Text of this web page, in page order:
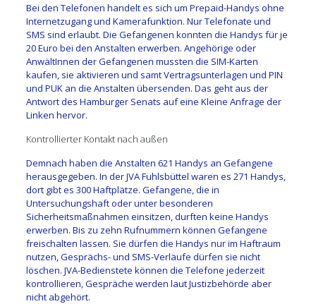
Bei den Telefonen handelt es sich um Prepaid-Handys ohne
Internetzugang und Kamerafunktion. Nur Telefonate und
SMS sind erlaubt. Die Gefangenen konnten die Handys für je
20 Euro bei den Anstalten erwerben. Angehörige oder
AnwältInnen der Gefangenen mussten die SIM-Karten
kaufen, sie aktivieren und samt Vertragsunterlagen und PIN
und PUK an die Anstalten übersenden. Das geht aus der
Antwort des Hamburger Senats auf eine Kleine Anfrage der
Linken hervor.
Kontrollierter Kontakt nach außen
Demnach haben die Anstalten 621 Handys an Gefangene
herausgegeben. In der JVA Fuhlsbüttel waren es 271 Handys,
dort gibt es 300 Haftplätze. Gefangene, die in
Untersuchungshaft oder unter besonderen
Sicherheitsmaßnahmen einsitzen, durften keine Handys
erwerben. Bis zu zehn Rufnummern können Gefangene
freischalten lassen. Sie dürfen die Handys nur im Haftraum
nutzen, Gesprächs- und SMS-Verläufe dürfen sie nicht
löschen. JVA-Bedienstete können die Telefone jederzeit
kontrollieren, Gespräche werden laut Justizbehörde aber
nicht abgehört.